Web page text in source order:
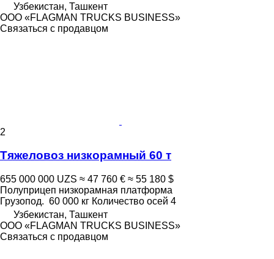
Узбекистан, Ташкент
ООО «FLAGMAN TRUCKS BUSINESS»
Связаться с продавцом
2
Тяжеловоз низкорамный 60 т
655 000 000 UZS ≈ 47 760 € ≈ 55 180 $
Полуприцеп низкорамная платформа
Грузопод. 60 000 кг Количество осей 4
Узбекистан, Ташкент
ООО «FLAGMAN TRUCKS BUSINESS»
Связаться с продавцом